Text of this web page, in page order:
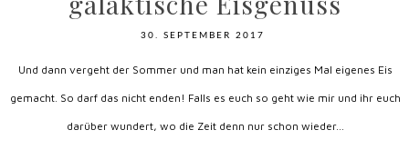
30. SEPTEMBER 2017
Und dann vergeht der Sommer und man hat kein einziges Mal eigenes Eis
gemacht. So darf das nicht enden! Falls es euch so geht wie mir und ihr euch
darüber wundert, wo die Zeit denn nur schon wieder...